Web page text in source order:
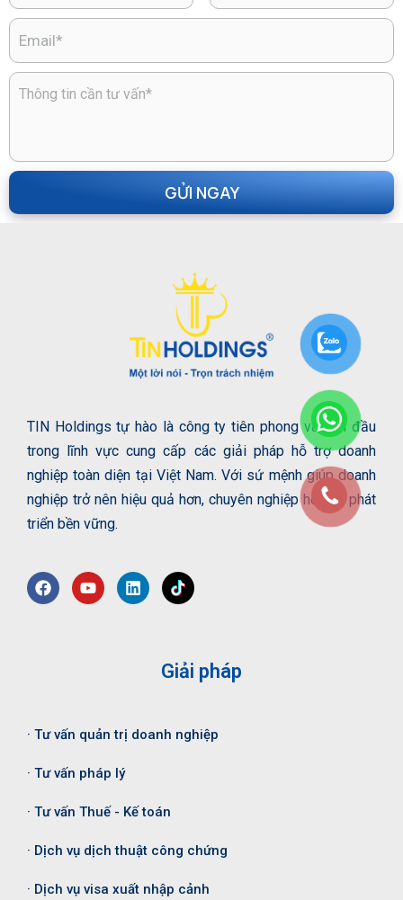
TIN Holdings tự hào là công ty tiên phong và dẫn đầu
trong lĩnh vực cung cấp các giải pháp hỗ trợ doanh
nghiệp toàn diện tại Việt Nam. Với sứ mệnh giúp doanh
nghiệp trở nên hiệu quả hơn, chuyên nghiệp hơn và phát
triển bền vững.
Giải pháp
· Tư vấn quản trị doanh nghiệp
· Tư vấn pháp lý
· Tư vấn Thuế - Kế toán
· Dịch vụ dịch thuật công chứng
· Dịch vụ visa xuất nhập cảnh